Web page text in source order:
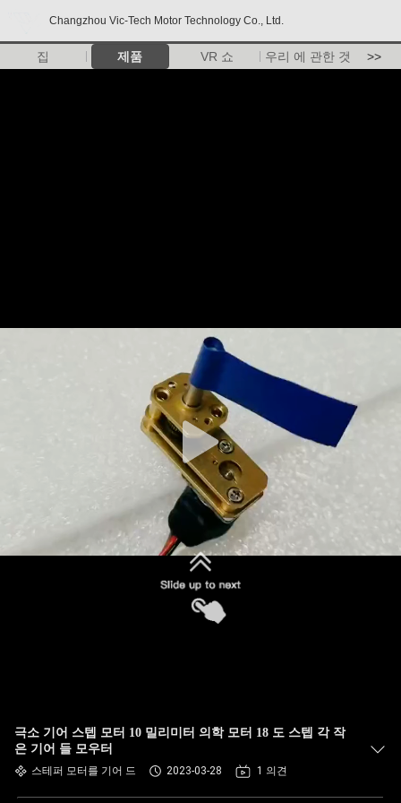
Changzhou Vic-Tech Motor Technology Co., Ltd.
집 제품 VR 쇼 우리 에 관한 것 >>
극소 기어 스텝 모터 10 밀리미터 의학 모터 18 도 스텝 각 작
은 기어 들 모우터
스테퍼 모터를 기어 드 2023-03-28 1 의견